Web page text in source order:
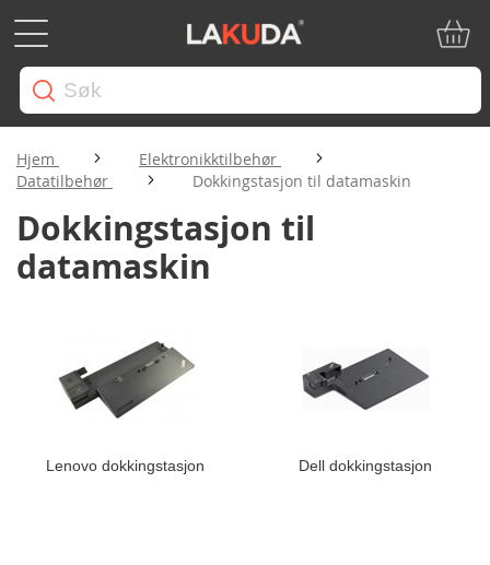
Hjem
Elektronikktilbehør
Datatilbehør
Dokkingstasjon til datamaskin
Dokkingstasjon til
datamaskin
Lenovo dokkingstasjon Dell dokkingstasjon